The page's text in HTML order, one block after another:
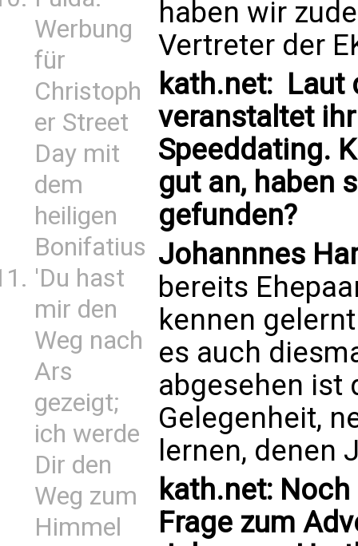
Werbung
für
Christoph
er Street
Day mit
dem
heiligen
Bonifatius
'Du hast
mir den
Weg nach
Ars
gezeigt;
ich werde
Dir den
Weg zum
Himmel
haben wir
Vertreter der
kath.net: Laut
veranstaltet
Speeddating.
gut an, haben
gefunden?
Johannnes
bereits
kennen
es auch
abgesehen ist
Gelegenheit,
lernen,
kath.net:
Frage zum